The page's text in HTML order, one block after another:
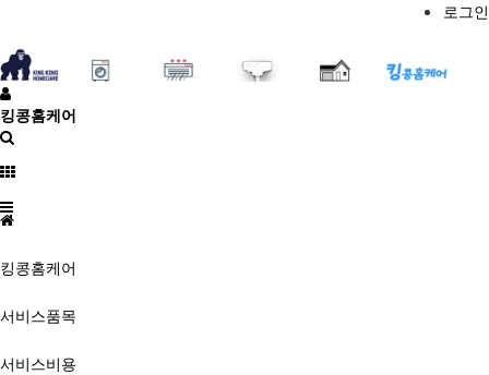
로그인
킹콩홈케어
킹콩홈케어
서비스품목
서비스비용